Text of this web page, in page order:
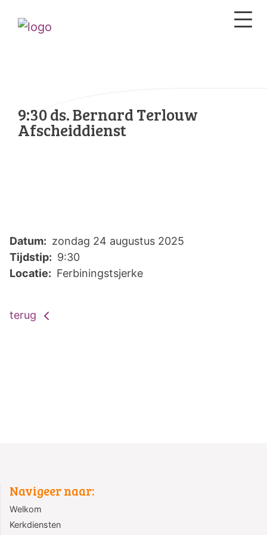
9:30 ds. Bernard Terlouw
Afscheiddienst
Datum: zondag 24 augustus 2025
Tijdstip: 9:30
Locatie: Ferbiningstsjerke
terug
Navigeer naar:
Welkom
Kerkdiensten